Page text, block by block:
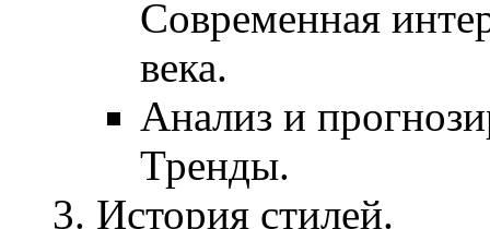
Современная
века.
Анализ и
Тренды.
История стилей.